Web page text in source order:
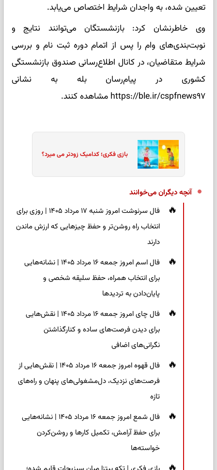
تعیین شده، به واجدان شرایط اختصاص می‌یابد.
وی خاطرنشان کرد: بازنشستگان می‌توانند نتایج و
نوبت‌بندی‌های وام را پس از اتمام دوره ثبت نام و بررسی
شرایط متقاضیان، در کانال اطلاع‌رسانی صندوق بازنشستگی
کشوری در پیام‌رسان بله به نشانی
https://ble.ir/cspfnews۹۷ مشاهده کنند.
بازی فکری؛ کدامیک زودتر می میرد؟
آنچه دیگران می‌خوانند
فال سرنوشت امروز شنبه ۱۷ مرداد ۱۴۰۵ | روزی برای
انتخاب راه روشن‌تر و حفظ چیزهایی که ارزش ماندن
دارند
فال اسم امروز جمعه ۱۶ مرداد ۱۴۰۵ | نشانه‌هایی
برای انتخاب همراه، حفظ سلیقه شخصی و
پایان‌دادن به تردیدها
فال چای امروز جمعه ۱۶ مرداد ۱۴۰۵ | نقش‌هایی
برای دیدن فرصت‌های ساده و کنارگذاشتن
نگرانی‌های اضافی
فال قهوه امروز جمعه ۱۶ مرداد ۱۴۰۵ | نقش‌هایی از
فرصت‌های نزدیک، دل‌مشغولی‌های پنهان و راه‌های
تازه
فال شمع امروز جمعه ۱۶ مرداد ۱۴۰۵ | نشانه‌هایی
برای حفظ آرامش، تکمیل کارها و روشن‌کردن
خواسته‌ها